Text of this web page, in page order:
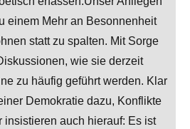
einem Mehr an Besonnenheit
statt zu spalten. Mit Sorge
wie sie derzeit
zu häufig geführt werden. Klar
Demokratie dazu, Konflikte
insistieren auch hierauf: Es ist